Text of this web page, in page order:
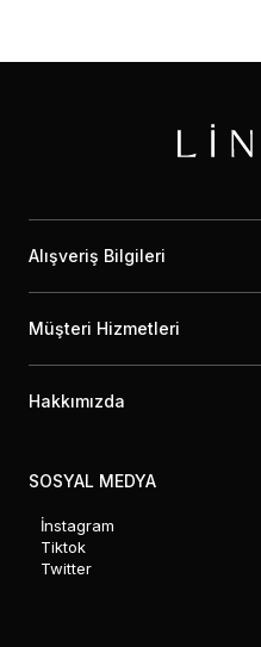
Alışveriş Bilgileri
Müşteri Hizmetleri
Hakkımızda
SOSYAL MEDYA
İnstagram
Tiktok
Twitter